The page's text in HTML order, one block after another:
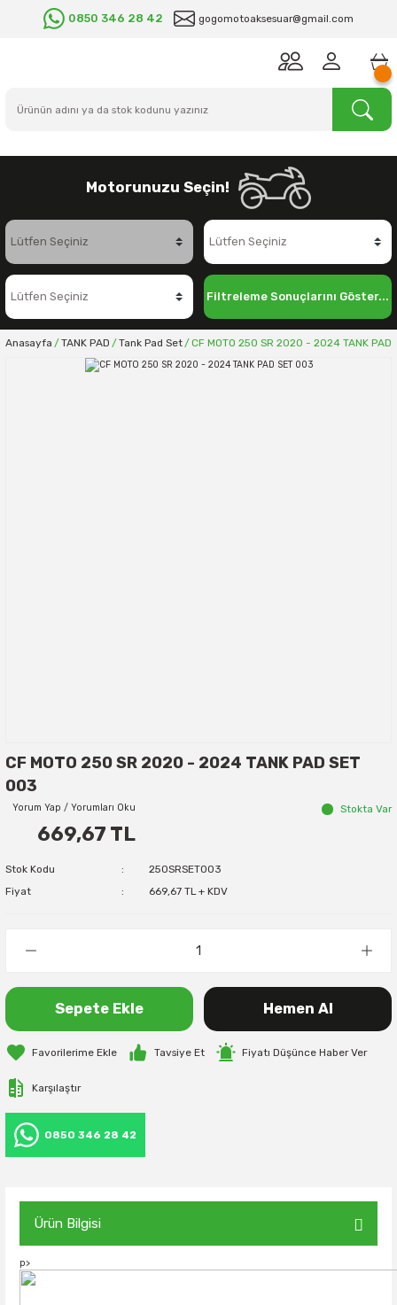
0850 346 28 42 gogomotoaksesuar@gmail.com
Motorunuzu Seçin!
Filtreleme Sonuçlarını Göster...
Anasayfa TANK PAD Tank Pad Set CF MOTO 250 SR 2020 - 2024 TANK PAD
CF MOTO 250 SR 2020 - 2024 TANK PAD SET
003
Yorum Yap / Yorumları Oku Stokta Var
669,67 TL
Stok Kodu
250SRSET003
Fiyat
669,67 TL + KDV
Sepete Ekle Hemen Al
Tavsiye Et Fiyatı Düşünce Haber Ver
Karşılaştır
0850 346 28 42
Ürün Bilgisi
p>